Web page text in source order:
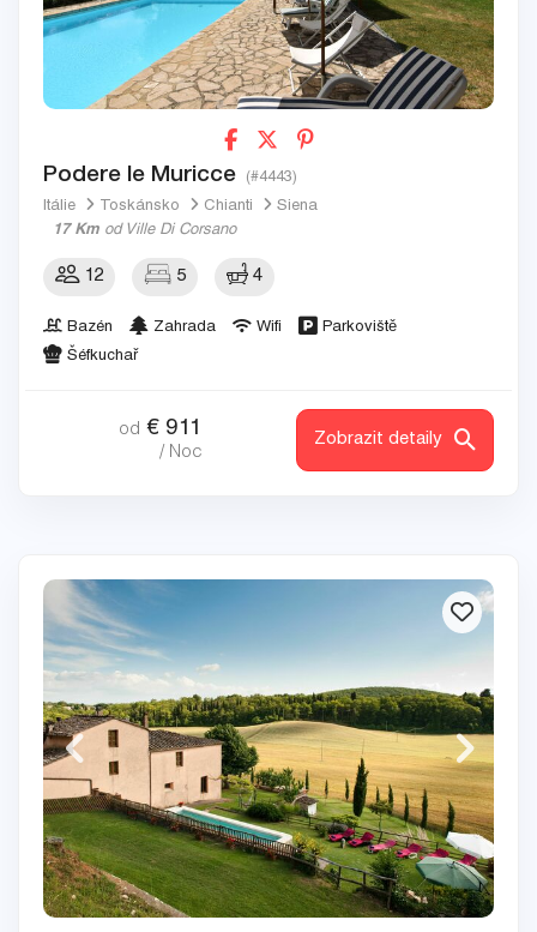
Podere le Muricce (#4443)
Itálie Toskánsko Chianti
Siena
17 Km od Ville Di Corsano
12 5 4
Bazén Zahrada Wifi
Parkoviště
Šéfkuchař
od € 911
/ Noc
Zobrazit detaily